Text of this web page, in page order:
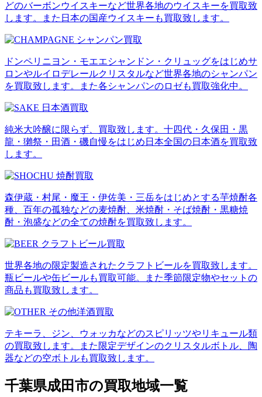
どのバーボンウイスキーなど世界各地のウイスキーを買取致
します。また日本の国産ウイスキーも買取致します。
ドンペリニヨン・モエエシャンドン・クリュッグをはじめサ
ロンやルイロデレールクリスタルなど世界各地のシャンパン
を買取致します。また各シャンパンのロゼも買取強化中。
純米大吟醸に限らず、買取致します。十四代・久保田・黒
龍・獺祭・田酒・磯自慢をはじめ日本全国の日本酒を買取致
します。
森伊蔵・村尾・魔王・伊佐美・三岳をはじめとする芋焼酎各
種、百年の孤独などの麦焼酎、米焼酎・そば焼酎・黒糖焼
酎・泡盛などの全ての焼酎を買取致します。
世界各地の限定製造されたクラフトビールを買取致します。
瓶ビールや缶ビールも買取可能。また季節限定物やセットの
商品も買取致します。
テキーラ、ジン、ウォッカなどのスピリッツやリキュール類
の買取致します。また限定デザインのクリスタルボトル、陶
器などの空ボトルも買取致します。
千葉県成田市の買取地域一覧